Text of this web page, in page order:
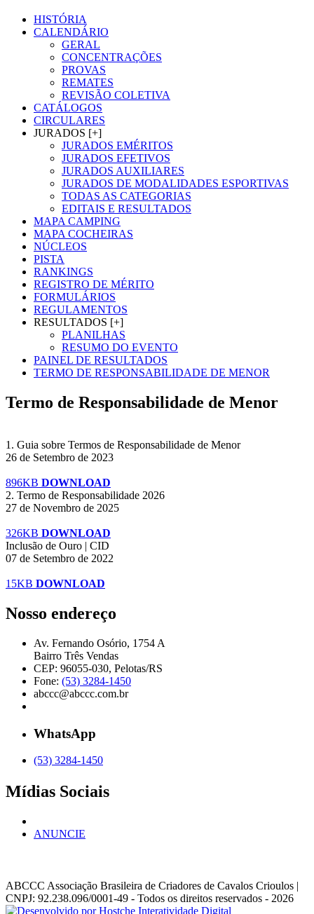
HISTÓRIA
CALENDÁRIO
GERAL
CONCENTRAÇÕES
PROVAS
REMATES
REVISÃO COLETIVA
CATÁLOGOS
CIRCULARES
JURADOS [+]
JURADOS EMÉRITOS
JURADOS EFETIVOS
JURADOS AUXILIARES
JURADOS DE MODALIDADES ESPORTIVAS
TODAS AS CATEGORIAS
EDITAIS E RESULTADOS
MAPA CAMPING
MAPA COCHEIRAS
NÚCLEOS
PISTA
RANKINGS
REGISTRO DE MÉRITO
FORMULÁRIOS
REGULAMENTOS
RESULTADOS [+]
PLANILHAS
RESUMO DO EVENTO
PAINEL DE RESULTADOS
TERMO DE RESPONSABILIDADE DE MENOR
Termo de Responsabilidade de Menor
1. Guia sobre Termos de Responsabilidade de Menor
26 de Setembro de 2023
896KB DOWNLOAD
2. Termo de Responsabilidade 2026
27 de Novembro de 2025
326KB DOWNLOAD
Inclusão de Ouro | CID
07 de Setembro de 2022
15KB DOWNLOAD
Nosso endereço
Av. Fernando Osório, 1754 A
Bairro Três Vendas
CEP: 96055-030, Pelotas/RS
Fone: (53) 3284-1450
abccc@abccc.com.br
WhatsApp
(53) 3284-1450
Mídias Sociais
ANUNCIE
ABCCC Associação Brasileira de Criadores de Cavalos Crioulos |
CNPJ: 92.238.096/0001-49 - Todos os direitos reservados - 2026